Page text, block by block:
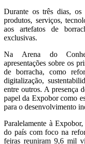
Durante os três dias, os
produtos, serviços,
aos artefatos de
exclusivas.
Na Arena do
apresentações sobre os
de borracha, como
digitalização,
entre outros. A presença
papel da Expobor como
para o desenvolvimento
Paralelamente à
do país com foco na
feiras reuniram 9,6 mil